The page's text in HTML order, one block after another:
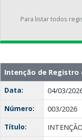
Para listar todos
Intenção de Registro
Data:
04/03/
Número:
003/2026
Título: